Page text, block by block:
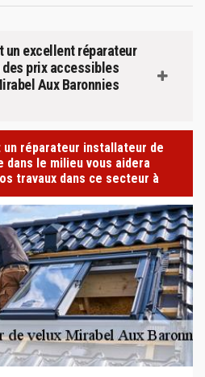
un excellent réparateur
prix accessibles
Aux Baronnies
réparateur installateur de
le milieu vous aidera
travaux dans ce secteur à